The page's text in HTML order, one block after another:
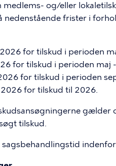
medlems- og/eller
frister i
for tilskud i perioden
for tilskud i perioden maj
for tilskud i perioden
2026 for tilskud til 2026.
gælder
tilskud.